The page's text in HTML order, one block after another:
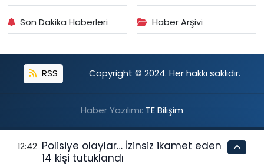
Son Dakika Haberleri Haber Arşivi
RSS Copyright © 2024. Her hakkı saklıdır.
Haber Yazılımı: TE Bilişim
12:42 Polisiye olaylar… İzinsiz ikamet eden
14 kişi tutuklandı